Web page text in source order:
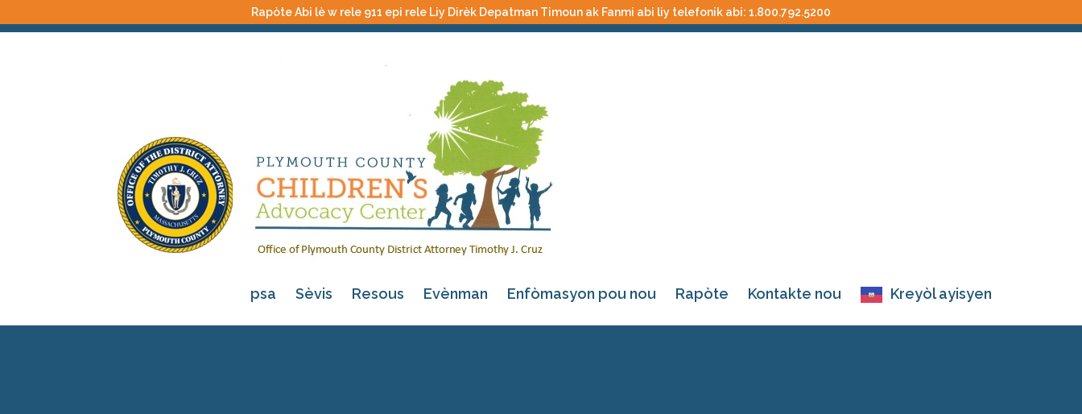
Rapòte Abi lè w rele 911 epi rele Liy Dirèk Depatman Timoun ak Fanmi abi liy telefonik abi: 1.800.792.5200
psa Sèvis Resous Evènman Enfòmasyon pou nou Rapòte Kontakte nou Kreyòl ayisyen